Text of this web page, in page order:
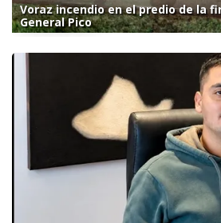
Voraz incendio en el predio de la
General Pico